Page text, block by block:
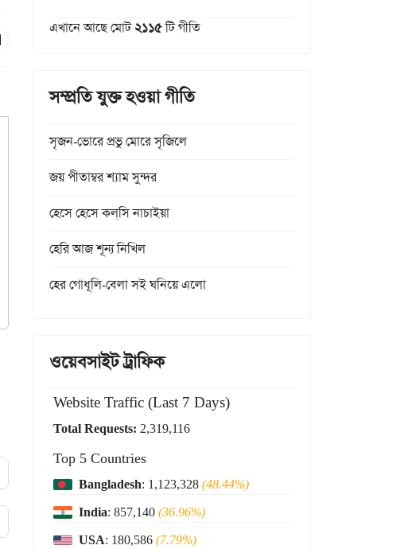
এখানে আছে মোট২১১৫টি গীতি
সম্প্রতি যুক্ত হওয়া গীতি
সৃজন-ভোরে প্রভু মোরে সৃজিলে
জয় পীতাম্বর শ্যাম সুন্দর
হেসে হেসে কল্‌সি নাচাইয়া
হেরি আজ শূন্য নিখিল
হের গোধূলি-বেলা সই ঘনিয়ে এলো
ওয়েবসাইট ট্রাফিক
Website Traffic (Last 7 Days)
Total Requests: 2,319,116
Top 5 Countries
Bangladesh: 1,123,328(48.44%)
India: 857,140(36.96%)
USA: 180,586(7.79%)